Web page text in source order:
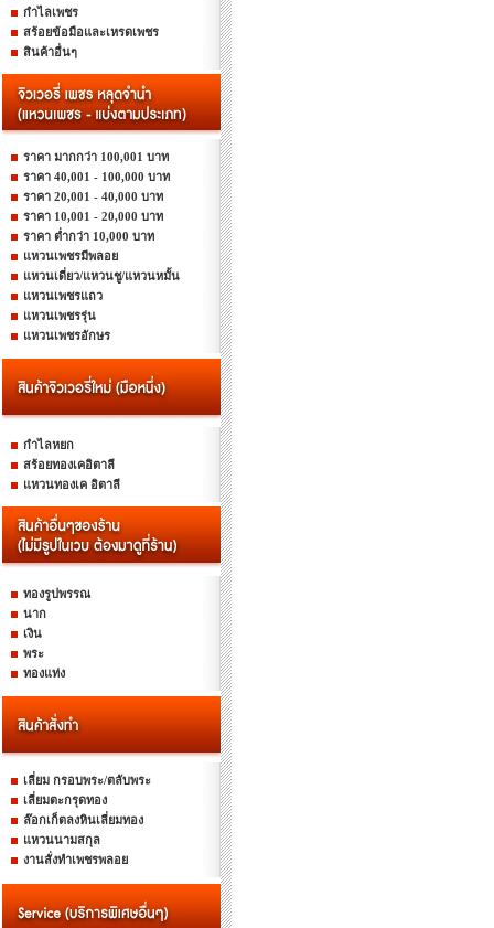
กำไลเพชร
สร้อยข้อมือและเหรดเพชร
สินค้าอื่นๆ
ราคา มากกว่า 100,001 บาท
ราคา 40,001 - 100,000 บาท
ราคา 20,001 - 40,000 บาท
ราคา 10,001 - 20,000 บาท
ราคา ต่ำกว่า 10,000 บาท
แหวนเพชรมีพลอย
แหวนเดี่ยว/แหวนชู/แหวนหมั้น
แหวนเพชรแถว
แหวนเพชรรุ่น
แหวนเพชรอักษร
กำไลหยก
สร้อยทองเคอิตาลี
แหวนทองเค อิตาลี
ทองรูปพรรณ
นาก
เงิน
พระ
ทองแท่ง
เลี่ยม กรอบพระ/ตลับพระ
เลี่ยมตะกรุดทอง
ล๊อกเก็ตลงหินเลี่ยมทอง
แหวนนามสกุล
งานสั่งทำเพชรพลอย